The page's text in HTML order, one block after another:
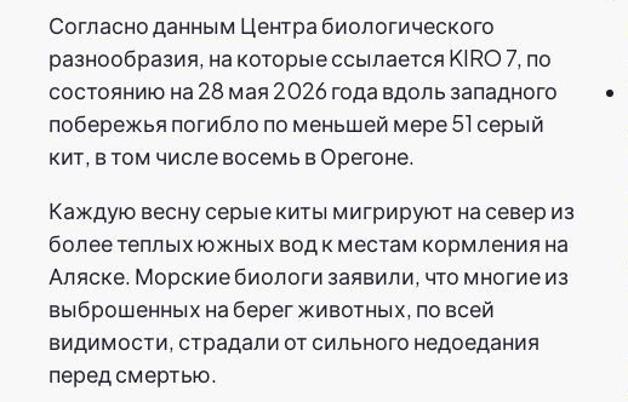
Согласно данным Центра биологического
разнообразия, на которые ссылается KIRO 7, по
состоянию на 28 мая 2026 года вдоль западного
побережья погибло по меньшей мере 51 серый
кит, в том числе восемь в Орегоне.
Каждую весну серые киты мигрируют на север из
более теплых южных вод к местам кормления на
Аляске. Морские биологи заявили, что многие из
выброшенных на берег животных, по всей
видимости, страдали от сильного недоедания
перед смертью.